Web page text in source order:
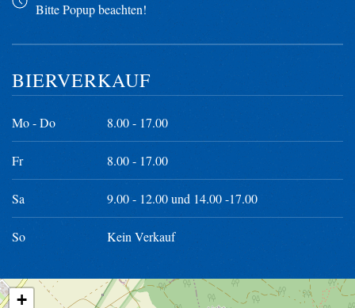
Bitte Popup beachten!
BIERVERKAUF
Mo - Do 8.00 - 17.00
Fr 8.00 - 17.00
Sa 9.00 - 12.00 und 14.00 -17.00
So Kein Verkauf
+